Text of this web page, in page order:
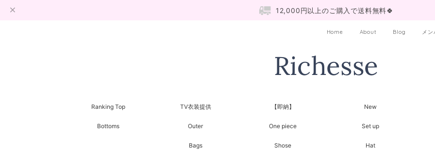
12,000円以上のご購入で送料無料🍀
Home About Blog メ
Ranking Top TV衣装提供 【即納】 New
Bottoms Outer One piece Set up
Bags Shose Hat